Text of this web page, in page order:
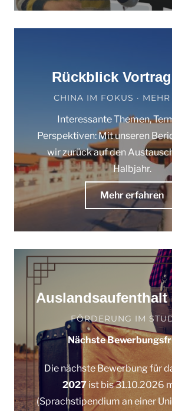
Rückblick
CHINA IM FOKUS ·
Interessante Themen,
Perspektiven: Mit unseren
wir zurück auf den
Halbjahr.
Mehr erfahren
Auslandsaufenthalt
FÖRDERUNG IM
Nächste
Die nächste Bewerbung für
2027 ist bis 31.10.2026
(Sprachstipendium an einer